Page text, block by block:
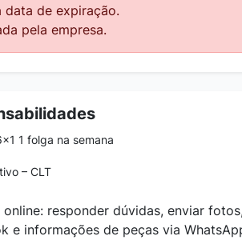
data de expiração.
pela empresa.
1 folga na semana
– CLT
responder dúvidas, enviar
e informações de peças via